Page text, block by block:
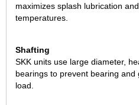
maximizes splash lubrication
temperatures.
Shafting
SKK units use large diameter,
bearings to prevent bearing
load.